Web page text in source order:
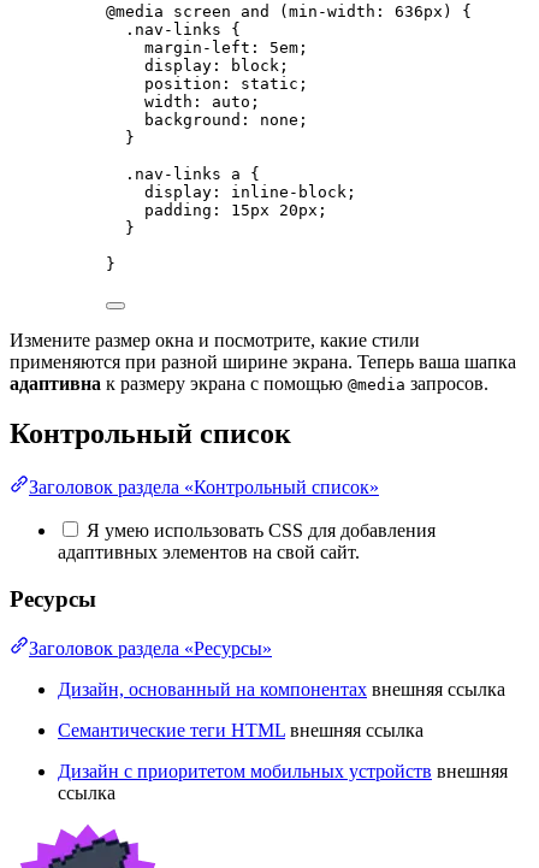
@media
screen and (min-width : 636px )
{
.nav-links {
margin-left : 5em ;
display : block ;
position : static ;
width : auto ;
background : none ;
}
.nav-links
a {
display : inline-block ;
padding : 15px 20px ;
}
}
Измените размер окна и посмотрите, какие стили
применяются при разной ширине экрана. Теперь ваша шапка
адаптивна к размеру экрана с помощью @media запросов.
Контрольный список
Заголовок раздела «Контрольный список»
Я умею использовать CSS для добавления
адаптивных элементов на свой сайт.
Ресурсы
Заголовок раздела «Ресурсы»
Дизайн, основанный на компонентах внешняя ссылка
Семантические теги HTML внешняя ссылка
Дизайн с приоритетом мобильных устройств внешняя
ссылка